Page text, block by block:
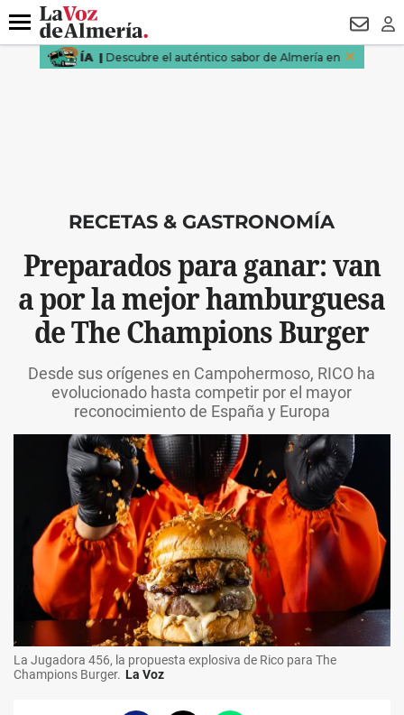
DESTACADO TURISMO
Menú
RECETAS & GASTRONOMÍA
Preparados para ganar: van
a por la mejor hamburguesa
de The Champions Burger
Desde sus orígenes en Campohermoso, RICO ha
evolucionado hasta competir por el mayor
reconocimiento de España y Europa
La Jugadora 456, la propuesta explosiva de Rico para The
Champions Burger. La Voz